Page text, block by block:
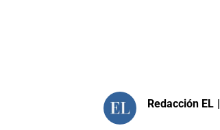
Redacción EL